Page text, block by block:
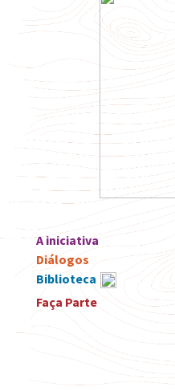
A iniciativa
Diálogos
Biblioteca
Faça Parte